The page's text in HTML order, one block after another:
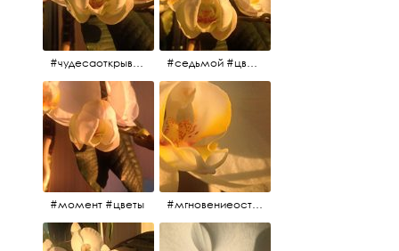
#чудесаоткрываются #красота #чудоприроды #нежность #цветы #прекрасное #седьмой #цветы #жизньналоджии
#момент #цветы #мгновениеостановись #прекрасныймомент #жаждарасцвета